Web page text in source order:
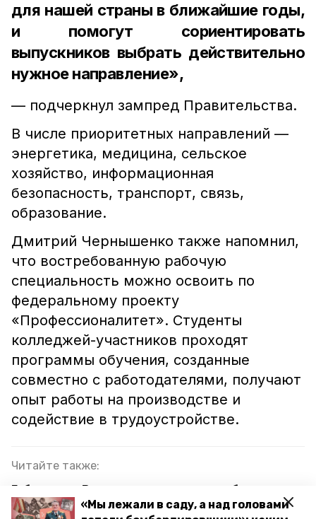
«Мы лежали в саду, а над головами
для нашей страны в ближайшие годы,
и помогут сориентировать
выпускников выбрать действительно
нужное направление»,
— подчеркнул зампред Правительства.
В числе приоритетных направлений —
энергетика, медицина, сельское
хозяйство, информационная
безопасность, транспорт, связь,
образование.
Дмитрий Чернышенко также напомнил,
что востребованную рабочую
специальность можно освоить по
федеральному проекту
«Профессионалитет». Студенты
колледжей-участников проходят
программы обучения, созданные
совместно с работодателями, получают
опыт работы на производстве и
содействие в трудоустройстве.
Читайте также:
Губернатор Владимиров рассказал об открытии
трёх Кванториумов на Ставрополье